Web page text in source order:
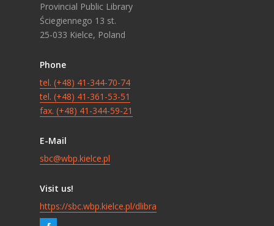
Provincial Public Library
Ściegiennego 13 st.
25-033 Kielce, Poland
Phone
tel. (+48) 41-344-70-74
tel. (+48) 41-361-53-51
fax. (+48) 41-344-59-21
E-Mail
sbc@wbp.kielce.pl
Visit us!
https://sbc.wbp.kielce.pl/dlibra